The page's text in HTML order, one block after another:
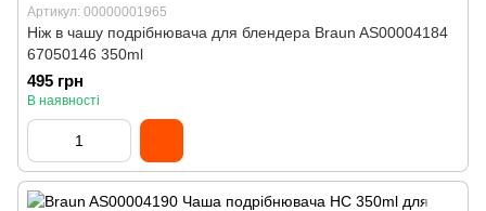
Артикул: 00000001965
Ніж в чашу подрібнювача для блендера Braun AS00004184
67050146 350ml
495 грн
В наявності